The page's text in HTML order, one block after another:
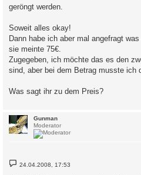
geröngt werden.
Soweit alles okay!
Dann habe ich aber mal angefragt
sie meinte 75€.
Zugegeben, ich möchte das es den
sind, aber bei dem Betrag musste ich
Was sagt ihr zu dem Preis?
Gunman
Moderator
B
e
24.04.2008, 17:53